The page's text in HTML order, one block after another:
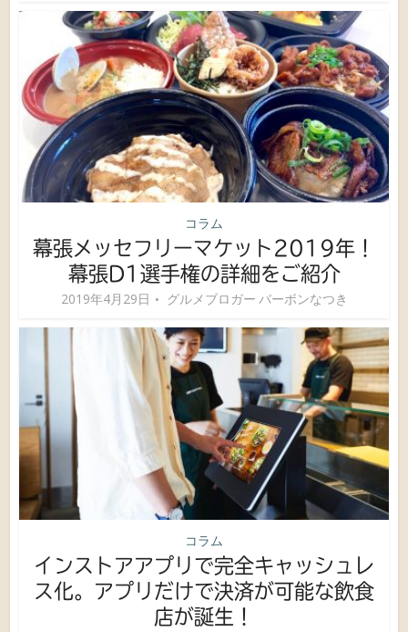
コラム
幕張メッセフリーマケット2019年！
幕張D1選手権の詳細をご紹介
2019年4月29日 グルメブロガー バーボンなつき
コラム
インストアアプリで完全キャッシュレ
ス化。アプリだけで決済が可能な飲食
店が誕生！